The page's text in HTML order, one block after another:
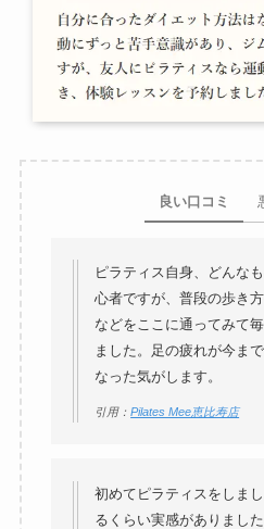
良い口コミ
ピラティス自身、どんな
心者ですが、普段の歩き
などをここに通ってみて
ました。足の疲れが今ま
なった気がします。
引用：Pilates Mee恵比寿店
初めてピラティスをしま
るくらい実感がありまし